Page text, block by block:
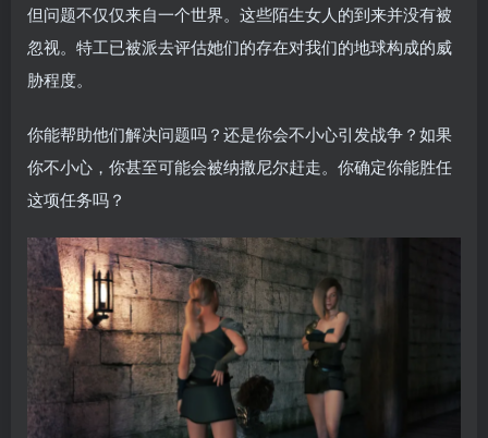
但问题不仅仅来自一个世界。这些陌生女人的到来并没有被
忽视。特工已被派去评估她们的存在对我们的地球构成的威
胁程度。
你能帮助他们解决问题吗？还是你会不小心引发战争？如果
你不小心，你甚至可能会被纳撒尼尔赶走。你确定你能胜任
这项任务吗？